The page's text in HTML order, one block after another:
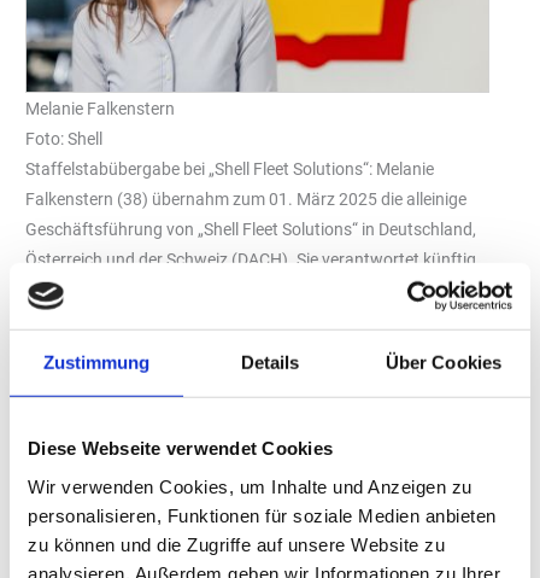
Zustimmung Details Über Cookies
Diese Webseite verwendet Cookies
Wir verwenden Cookies, um Inhalte und Anzeigen zu
personalisieren, Funktionen für soziale Medien anbieten
zu können und die Zugriffe auf unsere Website zu
analysieren. Außerdem geben wir Informationen zu Ihrer
Melanie Falkenstern
Foto: Shell
Staffelstabübergabe bei „Shell Fleet Solutions“: Melanie
Falkenstern (38) übernahm zum 01. März 2025 die alleinige
Geschäftsführung von „Shell Fleet Solutions“ in Deutschland,
Österreich und der Schweiz (DACH). Sie verantwortet künftig
Mobilitätsdienstleistungen rund um die „Shell Card“ für PKW,
Silke Evers, die sich das Geschäft bislang geteilt hatten.
„Shell Fleet Solutions“ bietet ganzheitliche
Mobilitätsdienstleistungen für Flottentypen jeder Art und Größe
und vereint traditionelle Tankmöglichkeiten mit neuen
Kraftstoffen und einer umfassenden Ladeinfrastruktur. In